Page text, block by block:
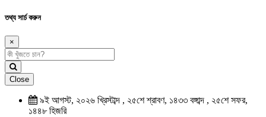
তথ্য সার্চ করুন
×
Close
৯ই আগস্ট, ২০২৬ খ্রিস্টাব্দ , ২৫শে শ্রাবণ, ১৪৩৩ বঙ্গাব্দ , ২৫শে সফর,
১৪৪৮ হিজরি